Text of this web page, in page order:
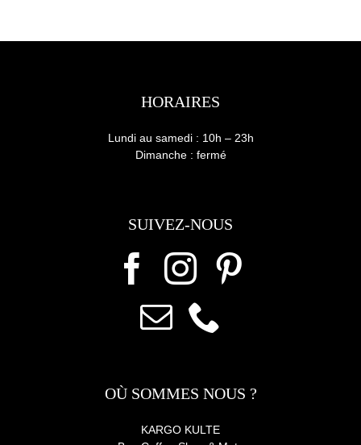
HORAIRES
SUIVEZ-NOUS
OÙ SOMMES NOUS ?
Lundi au samedi : 10h – 23h
Dimanche : fermé
KARGO KULTE